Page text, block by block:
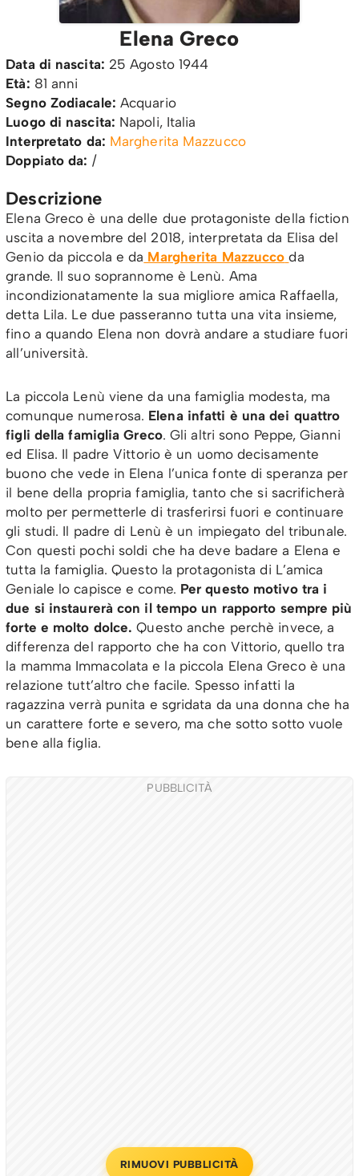
Elena Greco
Data di nascita: 25 Agosto 1944
Età: 81 anni
Segno Zodiacale: Acquario
Luogo di nascita: Napoli, Italia
Interpretato da: Margherita Mazzucco
Doppiato da: /
Descrizione
Elena Greco è una delle due protagoniste della fiction
uscita a novembre del 2018, interpretata da Elisa del
Genio da piccola e da Margherita Mazzucco da
grande. Il suo soprannome è Lenù. Ama
incondizionatamente la sua migliore amica Raffaella,
detta Lila. Le due passeranno tutta una vita insieme,
fino a quando Elena non dovrà andare a studiare fuori
all’università.
La piccola Lenù viene da una famiglia modesta, ma
comunque numerosa. Elena infatti è una dei quattro
figli della famiglia Greco. Gli altri sono Peppe, Gianni
ed Elisa. Il padre Vittorio è un uomo decisamente
buono che vede in Elena l’unica fonte di speranza per
il bene della propria famiglia, tanto che si sacrificherà
molto per permetterle di trasferirsi fuori e continuare
gli studi. Il padre di Lenù è un impiegato del tribunale.
Con questi pochi soldi che ha deve badare a Elena e
tutta la famiglia. Questo la protagonista di L’amica
Geniale lo capisce e come. Per questo motivo tra i
due si instaurerà con il tempo un rapporto sempre più
forte e molto dolce. Questo anche perchè invece, a
differenza del rapporto che ha con Vittorio, quello tra
la mamma Immacolata e la piccola Elena Greco è una
relazione tutt’altro che facile. Spesso infatti la
ragazzina verrà punita e sgridata da una donna che ha
un carattere forte e severo, ma che sotto sotto vuole
bene alla figlia.
PUBBLICITÀ
RIMUOVI PUBBLICITÀ